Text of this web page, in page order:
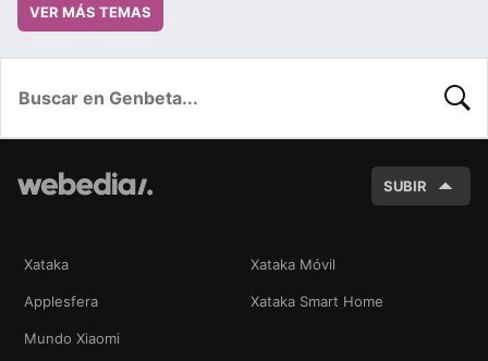
VER MÁS TEMAS
SUBIR
Xataka Xataka Móvil
Applesfera Xataka Smart Home
Mundo Xiaomi